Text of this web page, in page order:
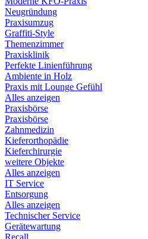
Neugründung
Praxisumzug
Graffiti-Style
Themenzimmer
Praxisklinik
Perfekte Linienführung
Ambiente in Holz
Praxis mit Lounge Gefühl
Alles anzeigen
Praxisbörse
Praxisbörse
Zahnmedizin
Kieferorthopädie
Kieferchirurgie
weitere Objekte
Alles anzeigen
IT Service
Entsorgung
Alles anzeigen
Technischer Service
Gerätewartung
Recall